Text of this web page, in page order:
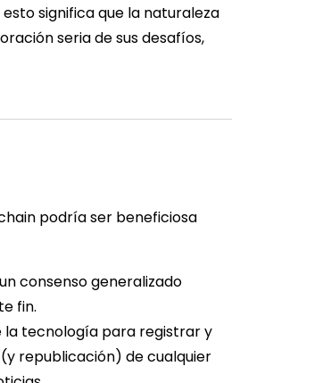
significa que la naturaleza
seria de sus desafíos,
podría ser beneficiosa
consenso generalizado
fin.
la tecnología para registrar y
republicación) de cualquier